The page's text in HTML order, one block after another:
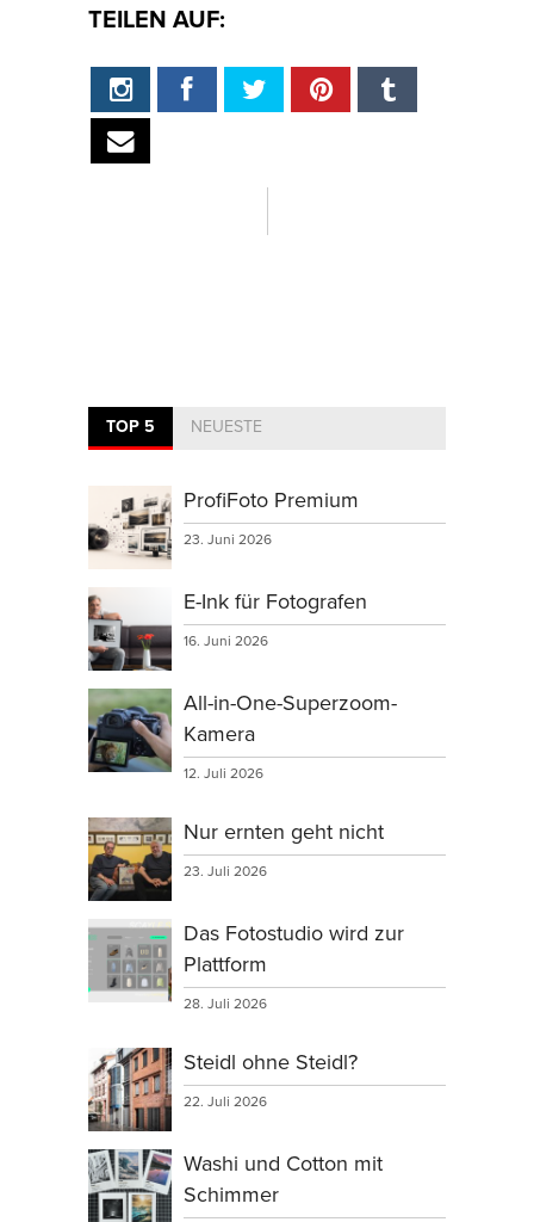
TEILEN AUF:
TOP 5 NEUESTE
ProfiFoto Premium
23. Juni 2026
E-Ink für Fotografen
16. Juni 2026
All-in-One-Superzoom-
Kamera
12. Juli 2026
Nur ernten geht nicht
23. Juli 2026
Das Fotostudio wird zur
Plattform
28. Juli 2026
Steidl ohne Steidl?
22. Juli 2026
Washi und Cotton mit
Schimmer